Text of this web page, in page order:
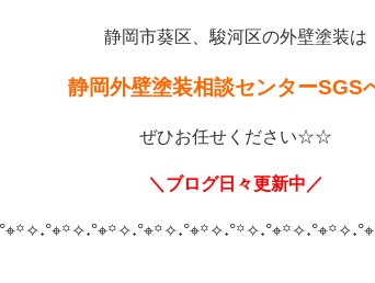
静岡市葵区、駿河区の外壁塗装は
静岡外壁塗装相談センターSGS
ぜひお任せください☆☆
＼ブログ日々更新中／